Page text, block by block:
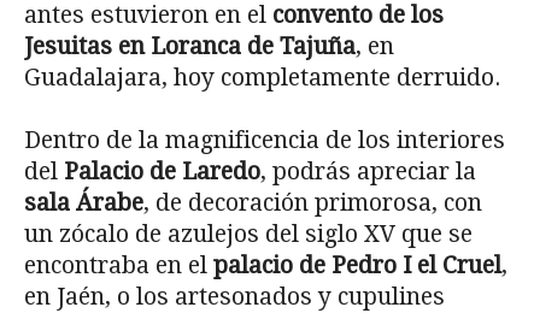
antes estuvieron en el convento de los
Jesuitas en Loranca de Tajuña, en
Guadalajara, hoy completamente derruido.
Dentro de la magnificencia de los interiores
del Palacio de Laredo, podrás apreciar la
sala Árabe, de decoración primorosa, con
un zócalo de azulejos del siglo XV que se
encontraba en el palacio de Pedro I el Cruel,
en Jaén, o los artesonados y cupulines